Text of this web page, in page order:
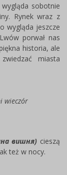
sobotnie
Rynek wraz z
wygląda jeszcze
porwał nas
historia, ale
miasta
wieczór
вишня) cieszą
też w nocy.